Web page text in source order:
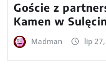
Goście z
Kamen w
Madman lip